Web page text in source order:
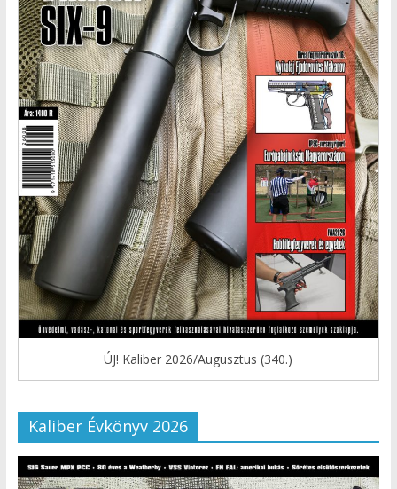
ÚJ! Kaliber 2026/Augusztus (340.)
Kaliber Évkönyv 2026